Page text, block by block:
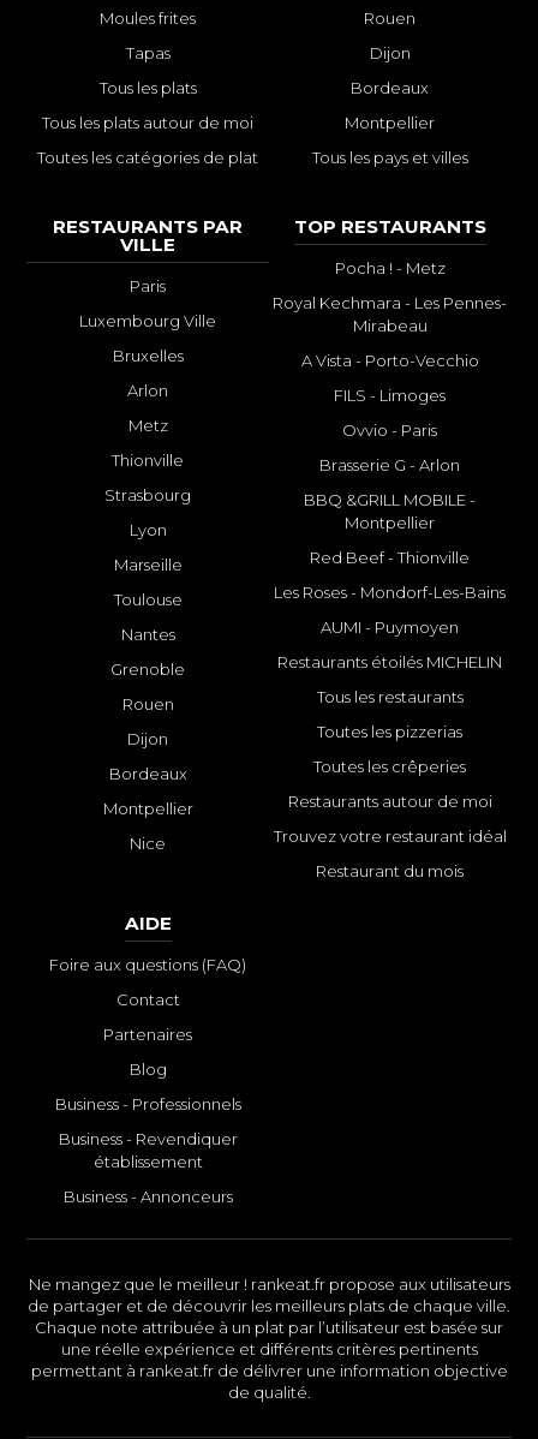
Moules frites
Tapas
Tous les plats
Tous les plats autour de moi
Toutes les catégories de plat
Rouen
Dijon
Bordeaux
Montpellier
Tous les pays et villes
RESTAURANTS PAR
VILLE
Paris
Luxembourg Ville
Bruxelles
Arlon
Metz
Thionville
Strasbourg
Lyon
Marseille
Toulouse
Nantes
Grenoble
Rouen
Dijon
Bordeaux
Montpellier
Nice
TOP RESTAURANTS
Pocha ! - Metz
Royal Kechmara - Les Pennes-
Mirabeau
A Vista - Porto-Vecchio
FILS - Limoges
Ovvio - Paris
Brasserie G - Arlon
BBQ &GRILL MOBILE -
Montpellier
Red Beef - Thionville
Les Roses - Mondorf-Les-Bains
AUMI - Puymoyen
Restaurants étoilés MICHELIN
Tous les restaurants
Toutes les pizzerias
Toutes les crêperies
Restaurants autour de moi
Trouvez votre restaurant idéal
Restaurant du mois
AIDE
Foire aux questions (FAQ)
Contact
Partenaires
Blog
Business - Professionnels
Business - Revendiquer
établissement
Business - Annonceurs
Ne mangez que le meilleur ! rankeat.fr propose aux utilisateurs
de partager et de découvrir les meilleurs plats de chaque ville.
Chaque note attribuée à un plat par l’utilisateur est basée sur
une réelle expérience et différents critères pertinents
permettant à rankeat.fr de délivrer une information objective
de qualité.